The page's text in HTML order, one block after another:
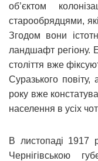
об’єктом
старообрядцями,
Згодом вони
ландшафт регіону.
століття вже
Суразького
року вже
населення в усіх
В листопаді 1917
Чернігівською